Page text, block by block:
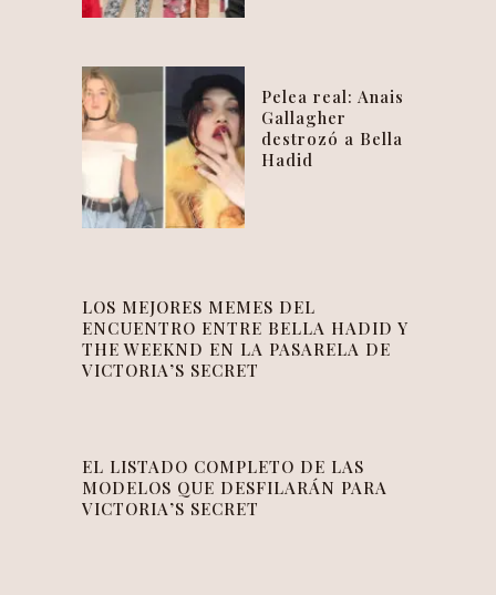
Pelea real: Anais
Gallagher
destrozó a Bella
Hadid
LOS MEJORES MEMES DEL
ENCUENTRO ENTRE BELLA HADID Y
THE WEEKND EN LA PASARELA DE
VICTORIA’S SECRET
EL LISTADO COMPLETO DE LAS
MODELOS QUE DESFILARÁN PARA
VICTORIA’S SECRET